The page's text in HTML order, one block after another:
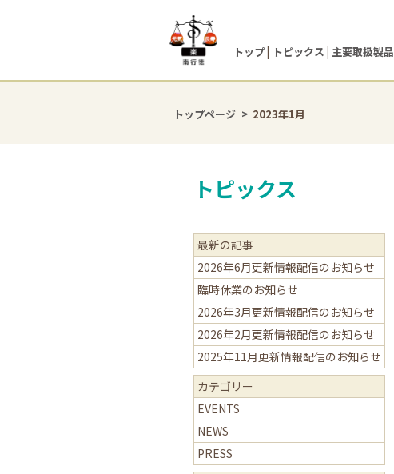
トップ トピックス 主要取扱製品
トップページ 2023年1月
トピックス
最新の記事
2026年6月更新情報配信のお知らせ
臨時休業のお知らせ
2026年3月更新情報配信のお知らせ
2026年2月更新情報配信のお知らせ
2025年11月更新情報配信のお知らせ
カテゴリー
EVENTS
NEWS
PRESS